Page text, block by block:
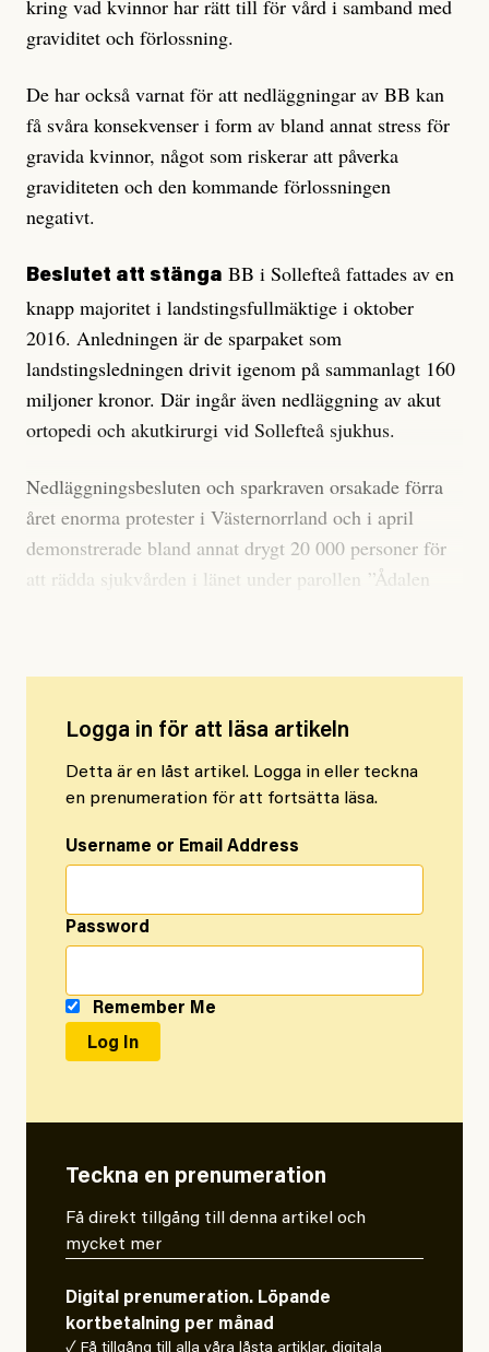
kring vad kvinnor har rätt till för vård i samband med
graviditet och förlossning.
De har också varnat för att nedläggningar av BB kan
få svåra konsekvenser i form av bland annat stress för
gravida kvinnor, något som riskerar att påverka
graviditeten och den kommande förlossningen
negativt.
Beslutet att stänga BB i Sollefteå fattades av en
knapp majoritet i landstingsfullmäktige i oktober
2016. Anledningen är de sparpaket som
landstingsledningen drivit igenom på sammanlagt 160
miljoner kronor. Där ingår även nedläggning av akut
ortopedi och akutkirurgi vid Sollefteå sjukhus.
Nedläggningsbesluten och sparkraven orsakade förra
året enorma protester i Västernorrland och i april
demonstrerade bland annat drygt 20 000 personer för
att rädda sjukvården i länet under parollen ”Ådalen
Logga in för att läsa artikeln
Detta är en låst artikel. Logga in eller teckna
en prenumeration för att fortsätta läsa.
Username or Email Address
Password
Remember Me
Teckna en prenumeration
Få direkt tillgång till denna artikel och
mycket mer
Digital prenumeration. Löpande
kortbetalning per månad